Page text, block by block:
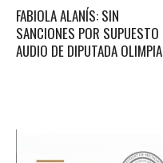
FABIOLA ALANÍS: SIN
SANCIONES POR SUPUESTO
AUDIO DE DIPUTADA OLIMPIA